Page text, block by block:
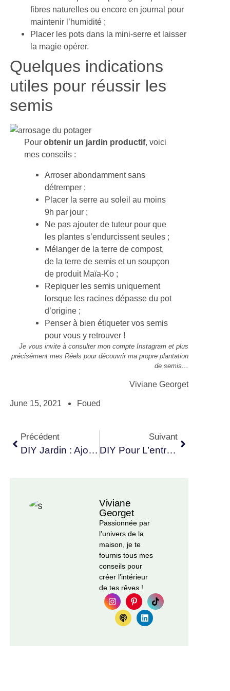
fibres naturelles ou encore en journal pour
maintenir l’humidité ;
Placer les pots dans la mini-serre et laisser
la magie opérer.
Quelques indications
utiles pour réussir les
semis
Pour obtenir un jardin productif, voici
mes conseils :
Arroser abondamment sans
détremper ;
Placer la serre au soleil au moins
9h par jour ;
Ne pas ajouter de tuteur pour que
les plantes s’endurcissent seules ;
Mélanger de la terre de compost,
de la terre de semis et un soupçon
de produit Maïa-Ko ;
Repiquer les semis uniquement
lorsque les racines dépasse du pot
d’origine ;
Penser à bien étiqueter vos semis
pour vous y retrouver !
Je vous invite à consulter mon compte Instagram et plus
précisément mes Réels pour découvrir ma propre plantation
de semis…
Viviane Georget
June 15, 2021 Foued
Précédent
DIY Jardin : Ajouter De La Douceur Sur Un Pot De Fleurs Avec Une Corde
Suivant
DIY Pour L’entrée : Fabriquer Un Support Pour Les Clés Au Design Minimaliste
Viviane
Georget
Passionnée par
l’univers de la
maison, je te
fournis tous mes
conseils pour
créer l’intérieur
de tes rêves !